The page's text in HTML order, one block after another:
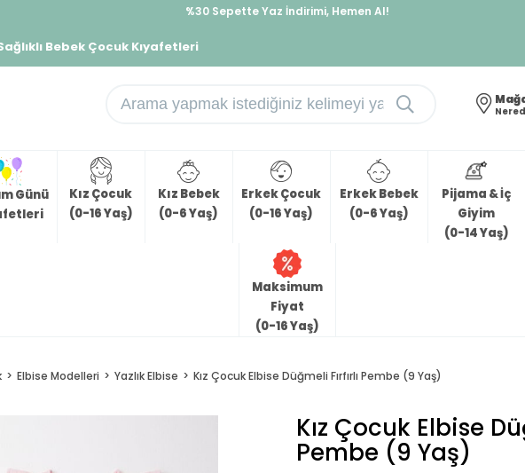
%30 Sepette Yaz İndirimi, Hemen Al!
Bebek Çocuk Kıyafetleri
Günü
Kız Çocuk
(0-16 Yaş)
Kız Bebek
(0-6 Yaş)
Erkek Çocuk
(0-16 Yaş)
Erkek Bebek
(0-6 Yaş)
Pijama & İç
Giyim
(0-14 Yaş)
Maksimum
Fiyat
(0-16 Yaş)
Elbise Modelleri Yazlık Elbise Kız Çocuk Elbise Düğmeli Fırfırlı Pembe (9 Yaş)
Kız Çocuk Elbise
Pembe (9 Yaş)